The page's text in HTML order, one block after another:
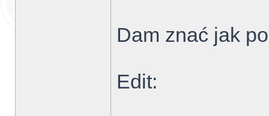
Dam znać jak
Edit: